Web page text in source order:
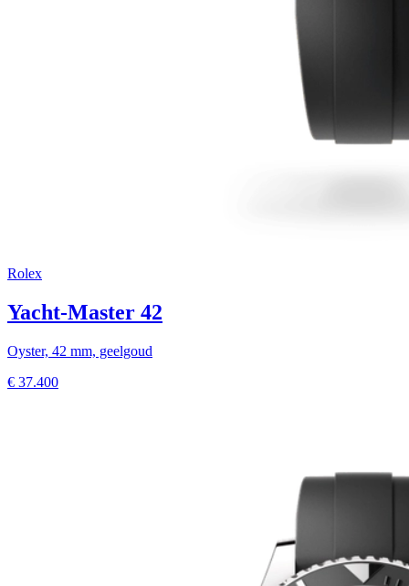
Rolex
Yacht-Master 42
Oyster, 42 mm, geelgoud
€ 37.400